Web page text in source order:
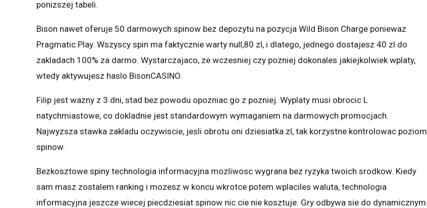
ponizszej tabeli.
Bison nawet oferuje 50 darmowych spinow bez depozytu na pozycja Wild Bison Charge poniewaz
Pragmatic Play. Wszyscy spin ma faktycznie warty null,80 zl, i dlatego, jednego dostajesz 40 zl do
zakladach 100% za darmo. Wystarczajaco, ze wczesniej czy pozniej dokonales jakiejkolwiek wplaty,
wtedy aktywujesz haslo BisonCASINO.
Filip jest wazny z 3 dni, stad bez powodu opozniac go z pozniej. Wyplaty musi obrocic L
natychmiastowe, co dokladnie jest standardowym wymaganiem na darmowych promocjach.
Najwyzsza stawka zakladu oczywiscie, jesli obrotu oni dziesiatka zl, tak korzystne kontrolowac poziom
spinow.
Bezkosztowe spiny technologia informacyjna mozliwosc wygrana bez ryzyka twoich srodkow. Kiedy
sam masz zostalem ranking i mozesz w koncu wkrotce potem wplaciles waluta, technologia
informacyjna jeszcze wiecej piecdziesiat spinow nic cie nie kosztuje. Gry odbywa sie do dynamicznym